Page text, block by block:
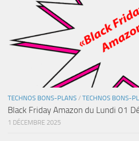
TECHNOS BONS-PLANS / TECHNOS BONS-
Black Friday Amazon du Lundi 01
1 DÉCEMBRE 2025